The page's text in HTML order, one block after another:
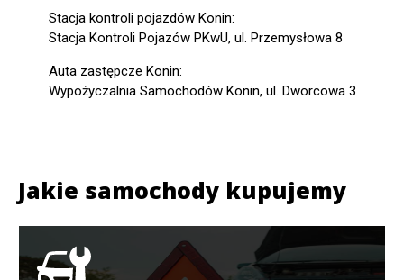
Stacja kontroli pojazdów Konin:
Stacja Kontroli Pojazów PKwU, ul. Przemysłowa 8
Auta zastępcze Konin:
Wypożyczalnia Samochodów Konin, ul. Dworcowa 3
Jakie samochody kupujemy